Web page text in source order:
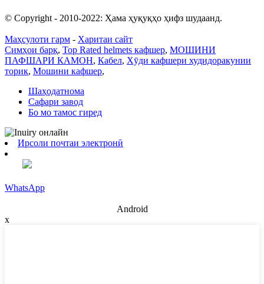
© Copyright - 2010-2022: Ҳама ҳуқуқҳо ҳифз шудаанд.
Маҳсулоти гарм - Харитаи сайт
Симҳои барқ, Top Rated helmets кафшер, МОШИНИ
ПАФШАРИ КАМОН, Кабел, Хӯди кафшери худидоракунии
торик, Мошини кафшер,
Шаҳодатнома
Сафари завод
Бо мо тамос гиред
Ирсоли почтаи электронӣ
WhatsApp
Android
x